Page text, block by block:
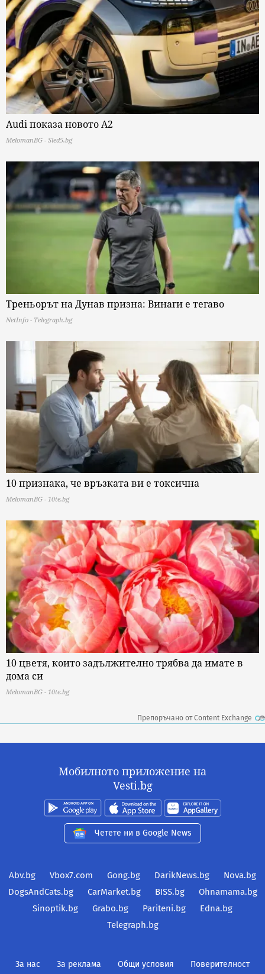
Audi показа новото A2
MelomanBG - Sled5.bg
Треньорът на Дунав призна: Винаги е тегаво
NetInfo - Telegraph.bg
10 признака, че връзката ви е токсична
MelomanBG - 10te.bg
10 цветя, които задължително трябва да имате в
дома си
MelomanBG - 10te.bg
Препоръчано от Content Exchange
Мобилното приложение на
Vesti.bg
Четете ни в Google News
Abv.bg Vbox7.com Gong.bg DarikNews.bg
Nova.bg
DogsAndCats.bg
CarMarket.bg BISS.bg
Ohnamama.bg
Sinoptik.bg
Grabo.bg Pariteni.bg
Edna.bg
Telegraph.bg
За нас За реклама Общи условия
Поверителност